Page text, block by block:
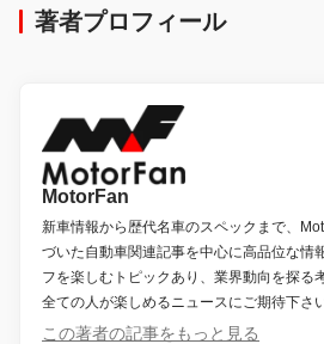
著者プロフィール
MotorFan
新車情報から歴代名車のスペックまで、
づいた自動車関連記事を中心に高品位な情
フを楽しむトピックあり、業界動向を探る
全ての人が楽しめるニュースにご期待下さい
この著者の記事をもっと見る